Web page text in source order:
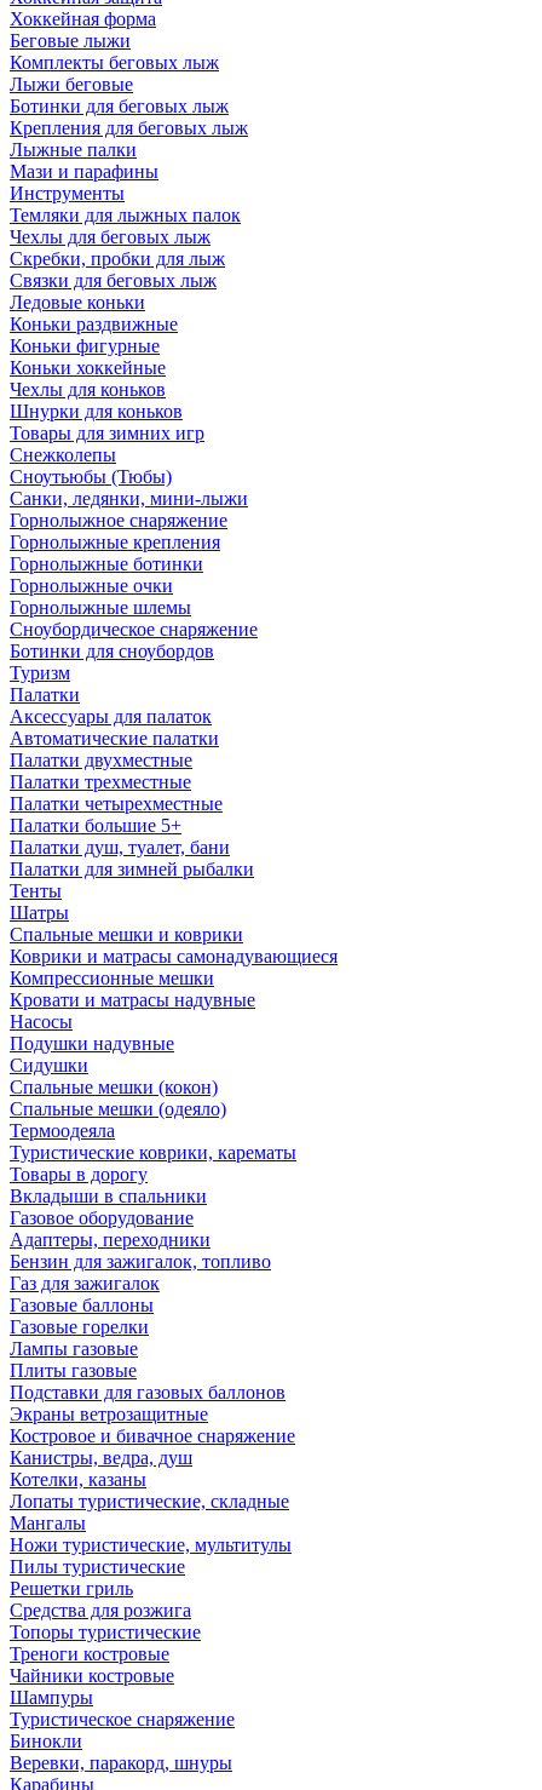
Хоккейная форма
Беговые лыжи
Комплекты беговых лыж
Лыжи беговые
Ботинки для беговых лыж
Крепления для беговых лыж
Лыжные палки
Мази и парафины
Инструменты
Темляки для лыжных палок
Чехлы для беговых лыж
Скребки, пробки для лыж
Связки для беговых лыж
Ледовые коньки
Коньки раздвижные
Коньки фигурные
Коньки хоккейные
Чехлы для коньков
Шнурки для коньков
Товары для зимних игр
Снежколепы
Сноутьюбы (Тюбы)
Санки, ледянки, мини-лыжи
Горнолыжное снаряжение
Горнолыжные крепления
Горнолыжные ботинки
Горнолыжные очки
Горнолыжные шлемы
Сноубордическое снаряжение
Ботинки для сноубордов
Туризм
Палатки
Аксессуары для палаток
Автоматические палатки
Палатки двухместные
Палатки трехместные
Палатки четырехместные
Палатки большие 5+
Палатки душ, туалет, бани
Палатки для зимней рыбалки
Тенты
Шатры
Спальные мешки и коврики
Коврики и матрасы самонадувающиеся
Компрессионные мешки
Кровати и матрасы надувные
Насосы
Подушки надувные
Сидушки
Спальные мешки (кокон)
Спальные мешки (одеяло)
Термоодеяла
Туристические коврики, карематы
Товары в дорогу
Вкладыши в спальники
Газовое оборудование
Адаптеры, переходники
Бензин для зажигалок, топливо
Газ для зажигалок
Газовые баллоны
Газовые горелки
Лампы газовые
Плиты газовые
Подставки для газовых баллонов
Экраны ветрозащитные
Костровое и бивачное снаряжение
Канистры, ведра, душ
Котелки, казаны
Лопаты туристические, складные
Мангалы
Ножи туристические, мультитулы
Пилы туристические
Решетки гриль
Средства для розжига
Топоры туристические
Треноги костровые
Чайники костровые
Шампуры
Туристическое снаряжение
Бинокли
Веревки, паракорд, шнуры
Карабины